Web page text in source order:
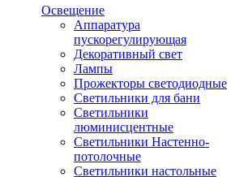
Освещение
Аппаратура
пускорегулирующая
Декоративный свет
Лампы
Прожекторы светодиодные
Светильники для бани
Светильники
люминисцентные
Светильники Настенно-
потолочные
Светильники настольные